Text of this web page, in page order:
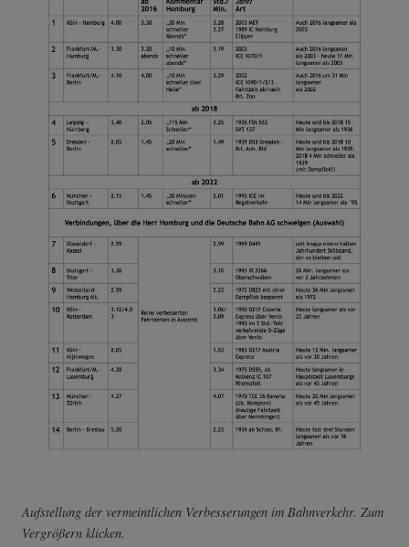
Aufstellung der vermeintlichen Verbesserungen im Bahnverkehr. Zum
Vergrößern klicken.